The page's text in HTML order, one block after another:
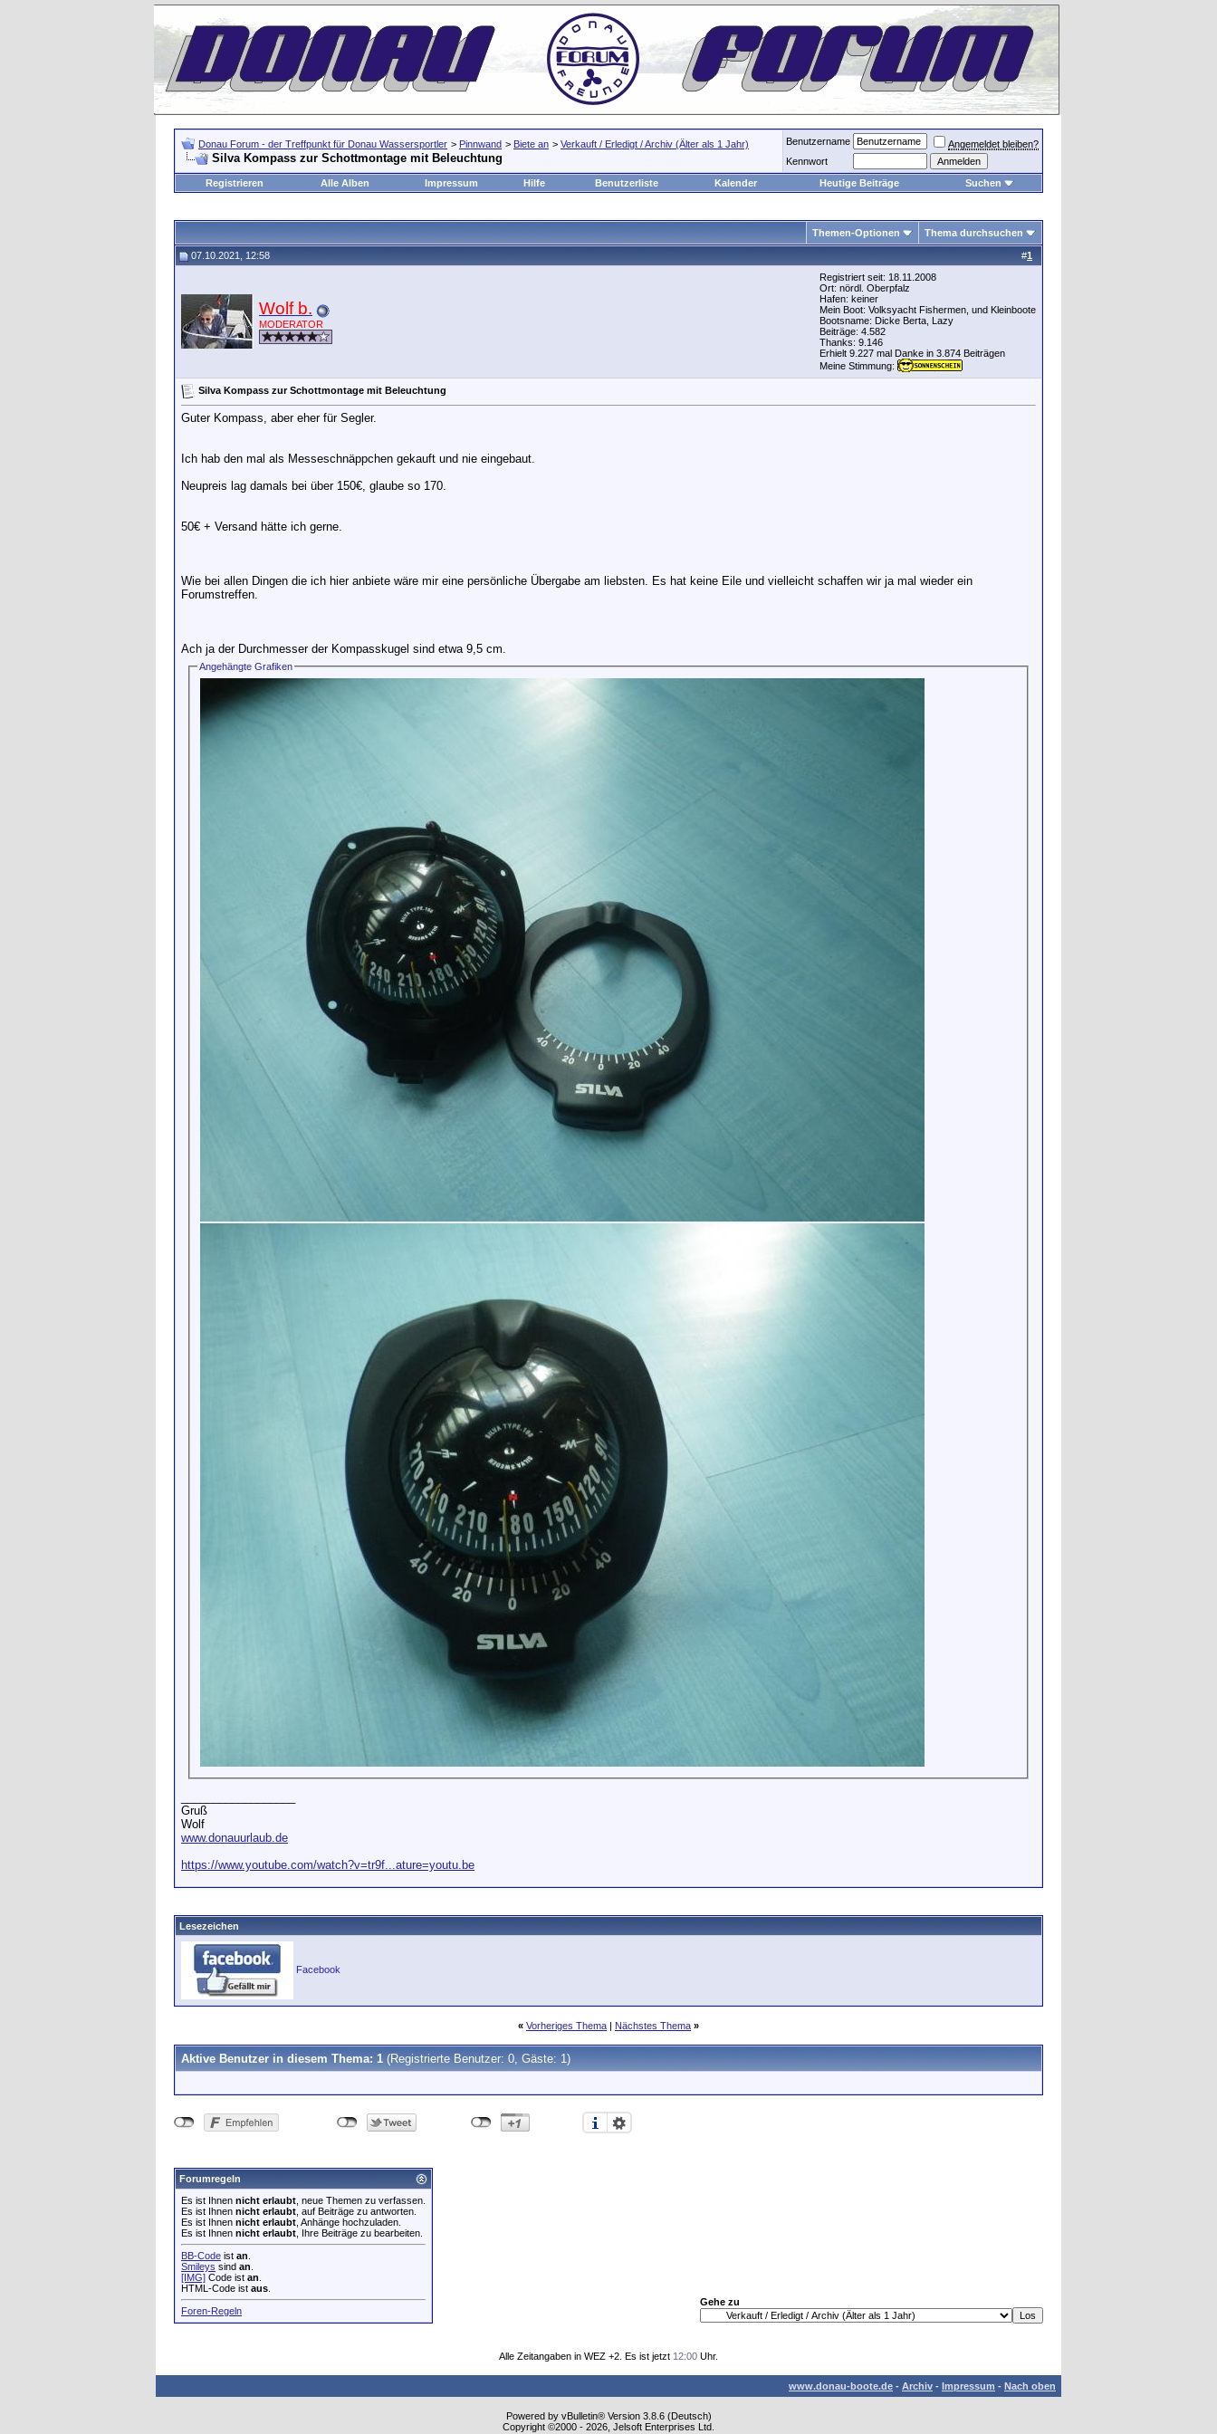
Donau Forum - der Treffpunkt für Donau Wassersportler > Pinnwand > Biete an > Verkauft / Erledigt / Archiv (Älter als 1 Jahr)
Silva Kompass zur Schottmontage mit Beleuchtung
Benutzername
Angemeldet bleiben?
Kennwort
Registrieren
Alle Alben Impressum Hilfe Benutzerliste Kalender Heutige Beiträge Suchen
Themen-Optionen Thema durchsuchen
#1
07.10.2021, 12:58
Wolf b.
MODERATOR
Registriert seit: 18.11.2008
Ort: nördl. Oberpfalz
Hafen: keiner
Mein Boot: Volksyacht Fishermen, und Kleinboote
Bootsname: Dicke Berta, Lazy
Beiträge: 4.582
Thanks: 9.146
Erhielt 9.227 mal Danke in 3.874 Beiträgen
Meine Stimmung:
Silva Kompass zur Schottmontage mit Beleuchtung
Guter Kompass, aber eher für Segler.
Ich hab den mal als Messeschnäppchen gekauft und nie eingebaut.
Neupreis lag damals bei über 150€, glaube so 170.
50€ + Versand hätte ich gerne.
Wie bei allen Dingen die ich hier anbiete wäre mir eine persönliche Übergabe am liebsten. Es hat keine Eile und vielleicht schaffen wir ja mal wieder ein
Forumstreffen.
Ach ja der Durchmesser der Kompasskugel sind etwa 9,5 cm.
Angehängte Grafiken
Gruß
Wolf
www.donauurlaub.de
https://www.youtube.com/watch?v=tr9f...ature=youtu.be
Lesezeichen
Facebook
« Vorheriges Thema | Nächstes Thema »
Aktive Benutzer in diesem Thema: 1 (Registrierte Benutzer: 0, Gäste: 1)
Forumregeln
Es ist Ihnen nicht erlaubt , neue Themen zu verfassen.
Es ist Ihnen nicht erlaubt , auf Beiträge zu antworten.
Es ist Ihnen nicht erlaubt , Anhänge hochzuladen.
Es ist Ihnen nicht erlaubt , Ihre Beiträge zu bearbeiten.
BB-Code ist an
Smileys sind an
[IMG] Code ist an
HTML-Code ist aus
Foren-Regeln
Gehe zu
Alle Zeitangaben in WEZ +2. Es ist jetzt 12:00 Uhr.
www.donau-boote.de - Archiv - Impressum - Nach oben
Powered by vBulletin® Version 3.8.6 (Deutsch)
Copyright ©2000 - 2026, Jelsoft Enterprises Ltd.